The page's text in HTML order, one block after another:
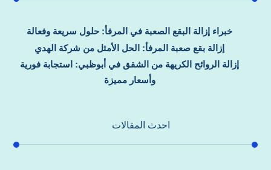
خبراء إزالة البقع الصعبة في المرفأ: حلول سريعة وفعالة
إزالة بقع صعبة المرفأ: الحل الأمثل من شركة الهدي
إزالة الروائح الكريهة من الشقق في أبوظبي: استجابة فورية
وأسعار مميزة
احدث المقالات